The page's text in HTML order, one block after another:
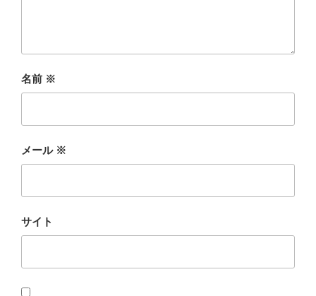
名前 ※
メール ※
サイト